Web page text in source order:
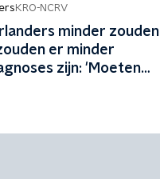
KRO-NCRV
minder zouden
er minder
zijn: 'Moeten